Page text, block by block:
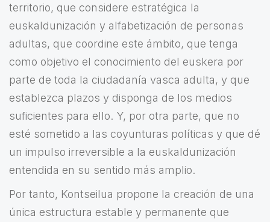
territorio, que considere estratégica la
euskaldunización y alfabetización de personas
adultas, que coordine este ámbito, que tenga
como objetivo el conocimiento del euskera por
parte de toda la ciudadanía vasca adulta, y que
establezca plazos y disponga de los medios
suficientes para ello. Y, por otra parte, que no
esté sometido a las coyunturas políticas y que dé
un impulso irreversible a la euskaldunización
entendida en su sentido más amplio.
Por tanto, Kontseilua propone la creación de una
única estructura estable y permanente que